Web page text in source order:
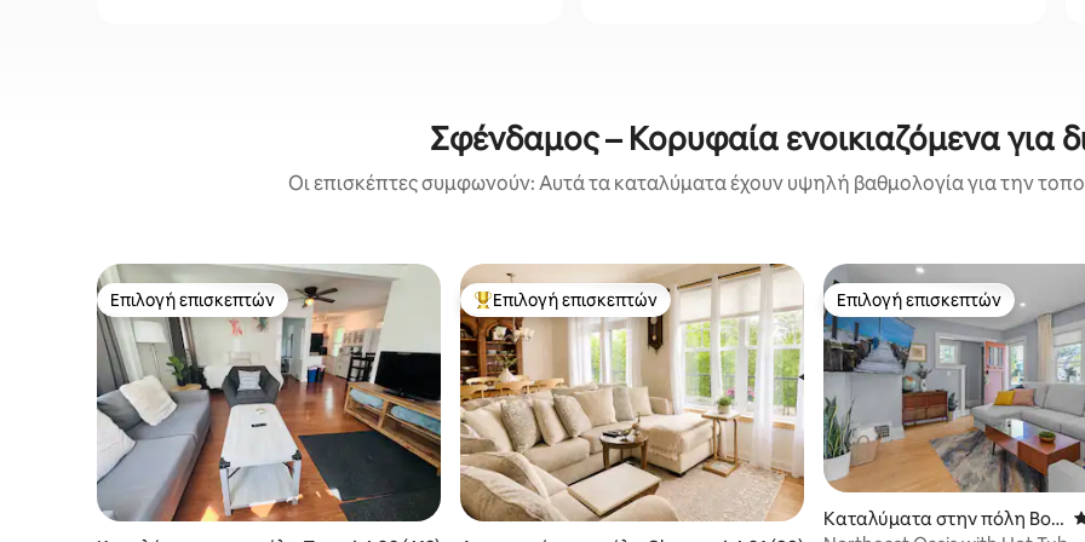
Σφένδαμος – Κορυφαία ενοικιαζόμενα για
Οι επισκέπτες συμφωνούν: Αυτά τα καταλύματα έχουν υψηλή βαθμολογία για την
Επιλογή επισκεπτών
Επιλογή επισκεπτών Κορυφαία επιλογή επισκεπτών
Επιλογή επισκεπτών Επιλογή επισκεπτών
Επιλογή επισκεπτών
Καταλύματα στην πόλη Βορ